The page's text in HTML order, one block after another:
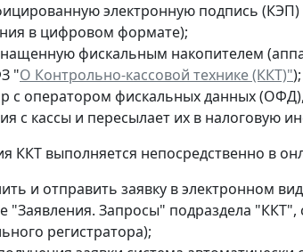
электронную подпись (КЭП)
в цифровом формате);
фискальным накопителем
"О Контрольно-кассовой технике (ККТ)");
с оператором фискальных данных
с кассы и пересылает их в налоговую
ККТ выполняется непосредственно в
и отправить заявку в электронном
"Заявления. Запросы" подраздела
регистратора);